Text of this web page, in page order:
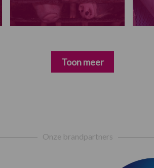
Toon meer
Onze brandpartners